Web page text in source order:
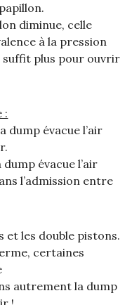
diminue, celle
à la pression
suffit plus pour ouvrir
:
dump évacue l’air
dump évacue l’air
l’admission entre
et les double pistons.
certaines
autrement la dump